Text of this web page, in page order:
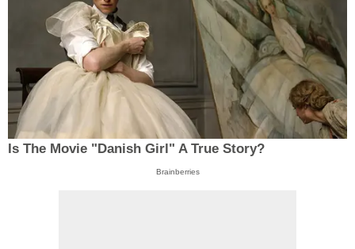
Is The Movie "Danish Girl" A True Story?
Brainberries